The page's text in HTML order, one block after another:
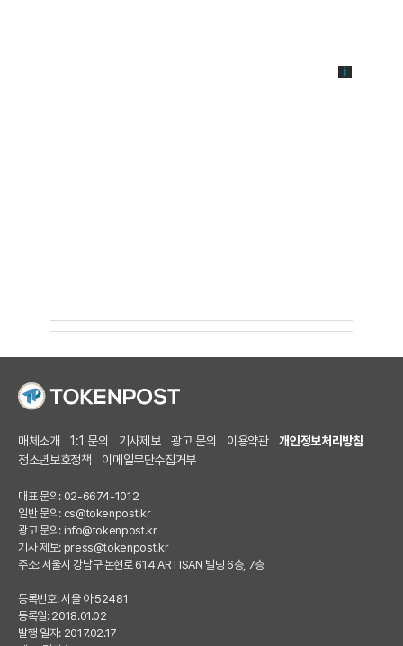
매체소개 1:1 문의 기사제보 광고 문의 이용약관
개인정보처리방침
청소년보호정책
이메일무단수집거부
대표 문의: 02-6674-1012
일반 문의: cs@tokenpost.kr
광고 문의: info@tokenpost.kr
기사 제보: press@tokenpost.kr
주소: 서울시 강남구 논현로 614 ARTISAN 빌딩 6층, 7층
등록번호: 서울 아 52481
등록일: 2018.01.02
발행 일자: 2017.02.17